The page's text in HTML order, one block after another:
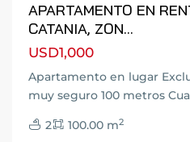
APARTAMENTO EN
CATANIA, ZON...
USD1,000
Apartamento en lugar
muy seguro 100 metros
2 100.00 m2